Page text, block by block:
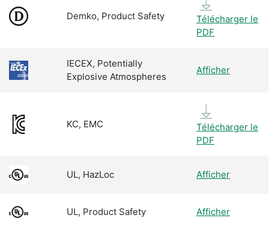
Demko, Product Safety
Télécharger le
PDF
IECEX, Potentially
Explosive Atmospheres
Afficher
KC, EMC
Télécharger le
PDF
UL, HazLoc Afficher
UL, Product Safety Afficher